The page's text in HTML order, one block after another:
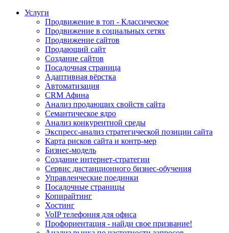
Услуги
Продвижение в топ - Классическое
Продвижение в социальных сетях
Продвижение сайтов
Продающий сайт
Создание сайтов
Посадочная страница
Адаптивная вёрстка
Автоматизация
CRM Афина
Анализ продающих свойств сайта
Семантическое ядро
Анализ конкурентной среды
Экспресс-анализ стратегической позиции сайта
Карта рисков сайта и контр-мер
Бизнес-модель
Создание интернет-стратегии
Сервис дистанционного бизнес-обучения
Управленческие поединки
Посадочные страницы
Копирайтинг
Хостинг
VoIP телефония для офиса
Профориентация - найди свое призвание!